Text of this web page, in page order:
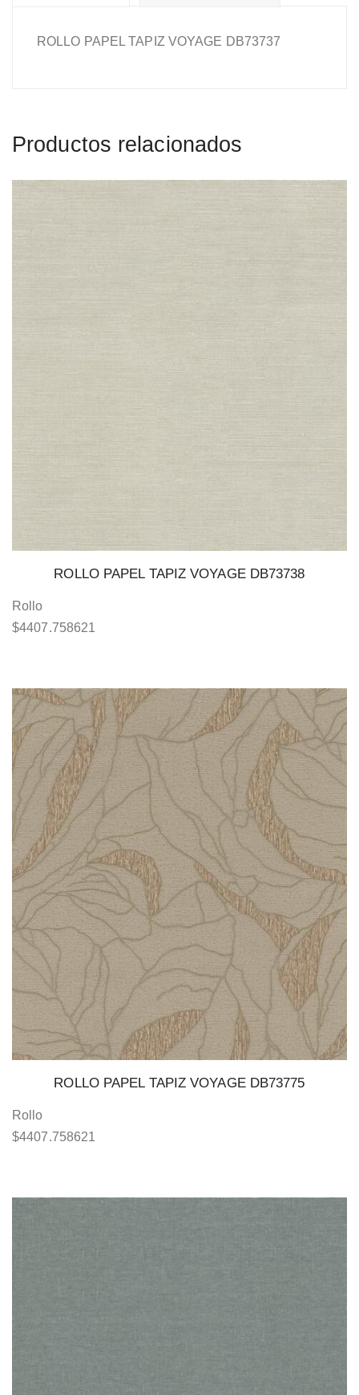
ROLLO PAPEL TAPIZ VOYAGE DB73737
Productos relacionados
ROLLO PAPEL TAPIZ VOYAGE DB73738
Rollo
$4407.758621
ROLLO PAPEL TAPIZ VOYAGE DB73775
Rollo
$4407.758621